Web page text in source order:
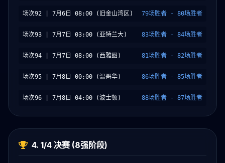
场次92 | 7月6日 08:00 (旧金山湾区) 79场胜者 - 80场胜者
场次93 | 7月7日 03:00 (亚特兰大) 83场胜者 - 84场胜者
场次94 | 7月7日 08:00 (西雅图) 81场胜者 - 82场胜者
场次95 | 7月8日 00:00 (温哥华) 86场胜者 - 85场胜者
场次96 | 7月8日 04:00 (波士顿) 88场胜者 - 87场胜者
4. 1/4 决赛 (8强阶段)